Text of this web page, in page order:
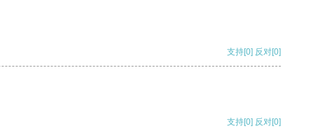
支持[0] 反对[0]
支持[0] 反对[0]